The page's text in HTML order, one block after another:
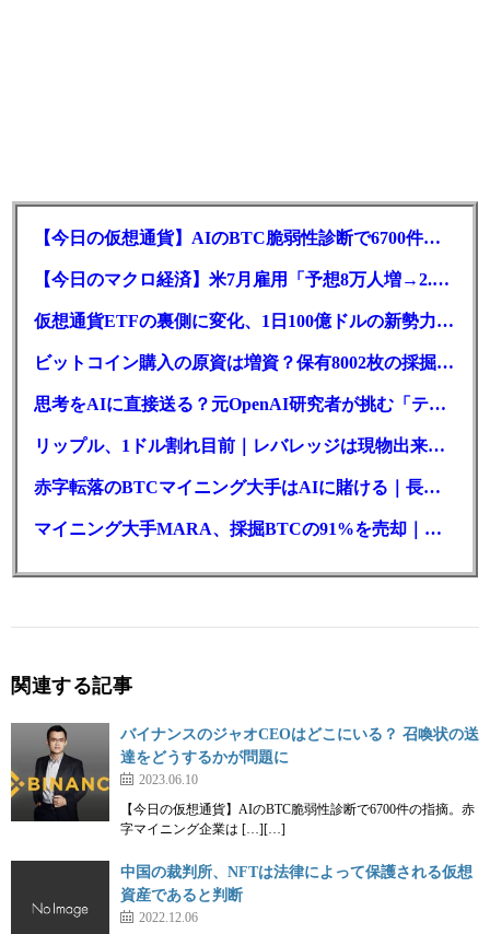
【今日の仮想通貨】AIのBTC脆弱性診断で6700件の指摘。赤字マイニング企業はAIに賭ける
【今日のマクロ経済】米7月雇用「予想8万人増→2.3万人減」で利上げ観測後退
仮想通貨ETFの裏側に変化、1日100億ドルの新勢力がSEC登録
ビットコイン購入の原資は増資？保有8002枚の採掘企業の実態とは
思考をAIに直接送る？元OpenAI研究者が挑む「テレパシー」開発とは
リップル、1ドル割れ目前｜レバレッジは現物出来高の6倍超
赤字転落のBTCマイニング大手はAIに賭ける｜長期負債17.8億ドル
マイニング大手MARA、採掘BTCの91%を売却｜純損失6億ドル
関連する記事
バイナンスのジャオCEOはどこにいる？ 召喚状の送
達をどうするかが問題に
2023.06.10
【今日の仮想通貨】AIのBTC脆弱性診断で6700件の指摘。赤
字マイニング企業は […][…]
中国の裁判所、NFTは法律によって保護される仮想
資産であると判断
2022.12.06